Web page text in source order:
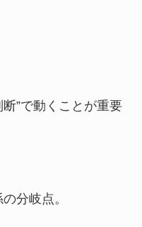
断”で動くことが重要
分岐点。